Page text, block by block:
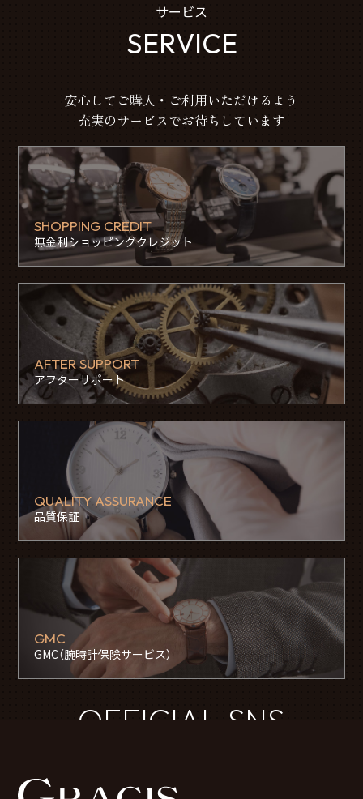
サービス
SERVICE
安心してご購入・ご利用いただけるよう
充実のサービスでお待ちしています
SHOPPING CREDIT
無金利ショッピングクレジット
AFTER SUPPORT
アフターサポート
QUALITY ASSURANCE
品質保証
GMC
GMC（腕時計保険サービス）
OFFICIAL SNS